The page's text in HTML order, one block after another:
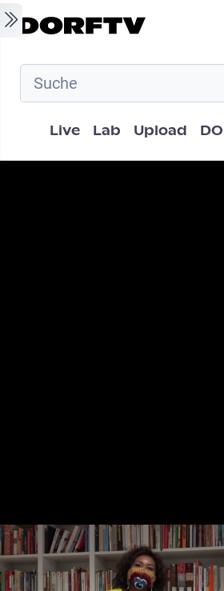
Skip to main content
Hauptnavigation
Live Lab Upload